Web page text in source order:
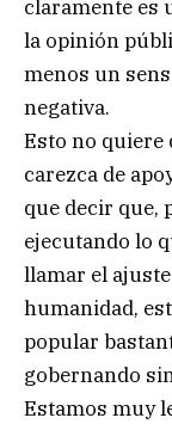
claramente es
la opinión
menos un
negativa.
Esto no quiere
carezca de
que decir que,
ejecutando lo
llamar el
humanidad,
popular
gobernando
Estamos muy